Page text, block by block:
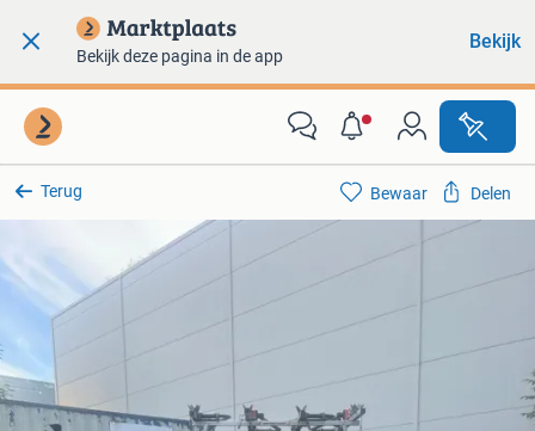
Bekijk deze pagina in de app
Bekijk
Terug Bewaar Delen